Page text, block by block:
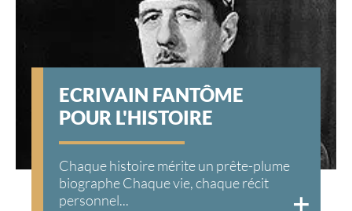
ECRIVAIN FANTÔME
POUR L'HISTOIRE
Chaque histoire mérite un prête-plume
biographe Chaque vie, chaque récit
personnel...